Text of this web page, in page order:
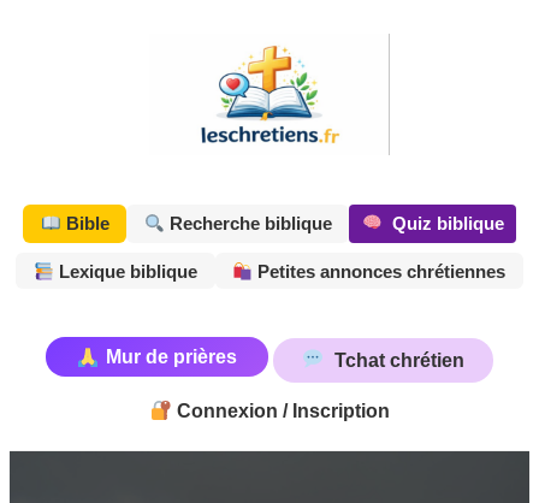
Bible Recherche biblique Quiz biblique
Lexique biblique Petites annonces chrétiennes
Mur de prières Tchat chrétien
Connexion / Inscription